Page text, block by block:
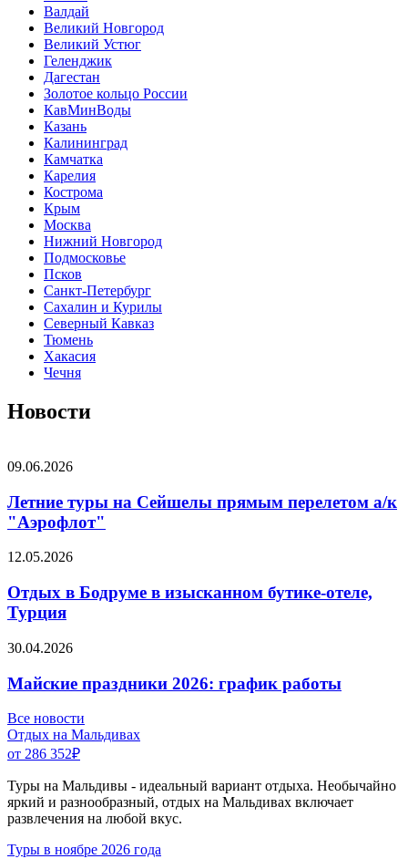
Валдай
Великий Новгород
Великий Устюг
Геленджик
Дагестан
Золотое кольцо России
КавМинВоды
Казань
Калининград
Камчатка
Карелия
Кострома
Крым
Москва
Нижний Новгород
Подмосковье
Псков
Санкт-Петербург
Сахалин и Курилы
Северный Кавказ
Тюмень
Хакасия
Чечня
Новости
09.06.2026
Летние туры на Сейшелы прямым перелетом а/к
"Аэрофлот"
12.05.2026
Отдых в Бодруме в изысканном бутике-отеле,
Турция
30.04.2026
Майские праздники 2026: график работы
Все новости
Отдых на Мальдивах
от 286 352₽
Туры на Мальдивы - идеальный вариант отдыха. Необычайно
яркий и разнообразный, отдых на Мальдивах включает
развлечения на любой вкус.
Туры в ноябре 2026 года